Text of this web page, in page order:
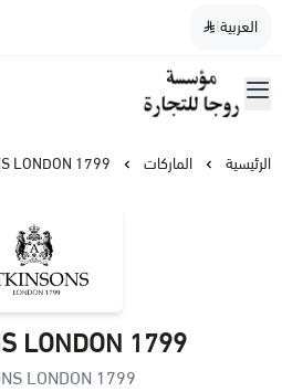
العربية|
مؤسسة روجا للتجارة
القائمة الرئيسية
نسائي
عطورات النيش
الرئيسية الماركات LONDON 1799
LONDON 1799
LONDON 1799